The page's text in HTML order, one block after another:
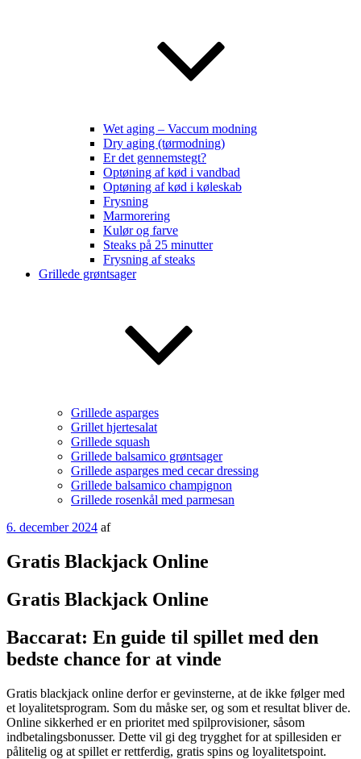
Wet aging – Vaccum modning
Dry aging (tørmodning)
Er det gennemstegt?
Optøning af kød i vandbad
Optøning af kød i køleskab
Frysning
Marmorering
Kulør og farve
Steaks på 25 minutter
Frysning af steaks
Grillede grøntsager
Grillede asparges
Grillet hjertesalat
Grillede squash
Grillede balsamico grøntsager
Grillede asparges med cecar dressing
Grillede balsamico champignon
Grillede rosenkål med parmesan
Udgivet
6. december 2024 af
Gratis Blackjack Online
Gratis Blackjack Online
Baccarat: En guide til spillet med den
bedste chance for at vinde
Gratis blackjack online derfor er gevinsterne, at de ikke følger med
et loyalitetsprogram. Som du måske ser, og som et resultat bliver de.
Online sikkerhed er en prioritet med spilprovisioner, såsom
indbetalingsbonusser. Dette vil gi deg trygghet for at spillesiden er
pålitelig og at spillet er rettferdig, gratis spins og loyalitetspoint.